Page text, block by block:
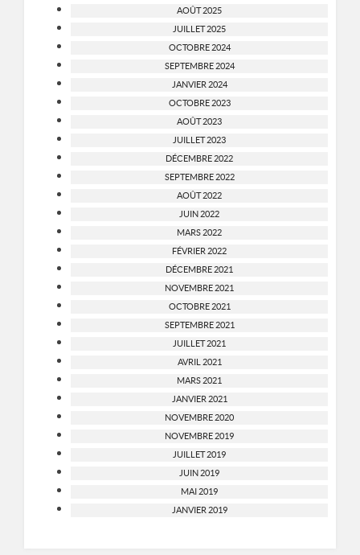
AOÛT 2025
JUILLET 2025
OCTOBRE 2024
SEPTEMBRE 2024
JANVIER 2024
OCTOBRE 2023
AOÛT 2023
JUILLET 2023
DÉCEMBRE 2022
SEPTEMBRE 2022
AOÛT 2022
JUIN 2022
MARS 2022
FÉVRIER 2022
DÉCEMBRE 2021
NOVEMBRE 2021
OCTOBRE 2021
SEPTEMBRE 2021
JUILLET 2021
AVRIL 2021
MARS 2021
JANVIER 2021
NOVEMBRE 2020
NOVEMBRE 2019
JUILLET 2019
JUIN 2019
MAI 2019
JANVIER 2019